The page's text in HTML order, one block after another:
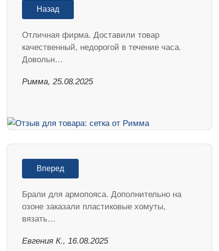
Назад
Отличная фирма. Доставили товар
качественный, недорогой в течение часа.
Довольн…
Римма, 25.08.2025
Вперед
Брали для армопояса. Дополнительно на
озоне заказали пластиковые хомуты,
вязать…
Евгения К., 16.08.2025